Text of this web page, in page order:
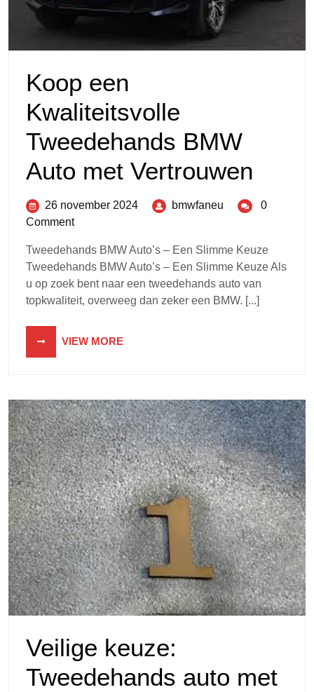
Koop een
Kwaliteitsvolle
Tweedehands BMW
Auto met Vertrouwen
26 november 2024 bmwfaneu
0
Comment
Tweedehands BMW Auto’s – Een Slimme Keuze
Tweedehands BMW Auto’s – Een Slimme Keuze Als
u op zoek bent naar een tweedehands auto van
topkwaliteit, overweeg dan zeker een BMW. [...]
VIEW MORE
Veilige keuze:
Tweedehands auto met